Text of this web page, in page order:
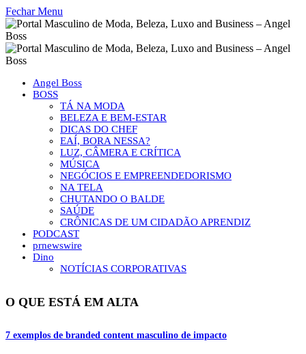
Fechar Menu
Angel Boss
BOSS
TÁ NA MODA
BELEZA E BEM-ESTAR
DICAS DO CHEF
EAÍ, BORA NESSA?
LUZ, CÂMERA E CRÍTICA
MÚSICA
NEGÓCIOS E EMPREENDEDORISMO
NA TELA
CHUTANDO O BALDE
SAÚDE
CRÔNICAS DE UM CIDADÃO APRENDIZ
PODCAST
prnewswire
Dino
NOTÍCIAS CORPORATIVAS
O QUE ESTÁ EM ALTA
7 exemplos de branded content masculino de impacto